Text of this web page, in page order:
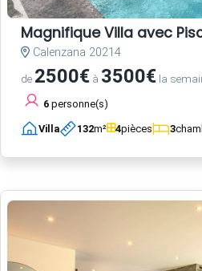
Magnifique Villa avec
Calenzana 20214
de 2500€ à 3500€ la
6 personne(s)
Villa 132m² 4pièces 3